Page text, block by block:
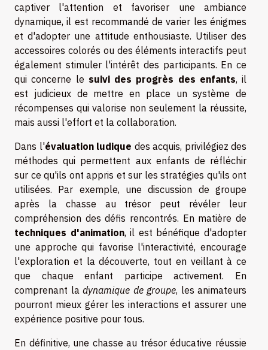
captiver l'attention et favoriser une ambiance
dynamique, il est recommandé de varier les énigmes
et d'adopter une attitude enthousiaste. Utiliser des
accessoires colorés ou des éléments interactifs peut
également stimuler l'intérêt des participants. En ce
qui concerne le suivi des progrès des enfants, il
est judicieux de mettre en place un système de
récompenses qui valorise non seulement la réussite,
mais aussi l'effort et la collaboration.
Dans l'évaluation ludique des acquis, privilégiez des
méthodes qui permettent aux enfants de réfléchir
sur ce qu'ils ont appris et sur les stratégies qu'ils ont
utilisées. Par exemple, une discussion de groupe
après la chasse au trésor peut révéler leur
compréhension des défis rencontrés. En matière de
techniques d'animation, il est bénéfique d'adopter
une approche qui favorise l'interactivité, encourage
l'exploration et la découverte, tout en veillant à ce
que chaque enfant participe activement. En
comprenant la dynamique de groupe, les animateurs
pourront mieux gérer les interactions et assurer une
expérience positive pour tous.
En définitive, une chasse au trésor éducative réussie